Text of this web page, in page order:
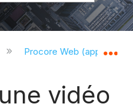
la hiérarchie
Procore Web
vidéo